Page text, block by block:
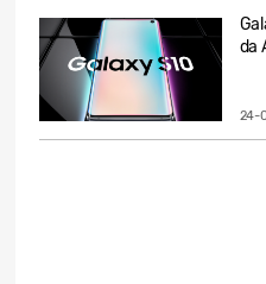
da
24-